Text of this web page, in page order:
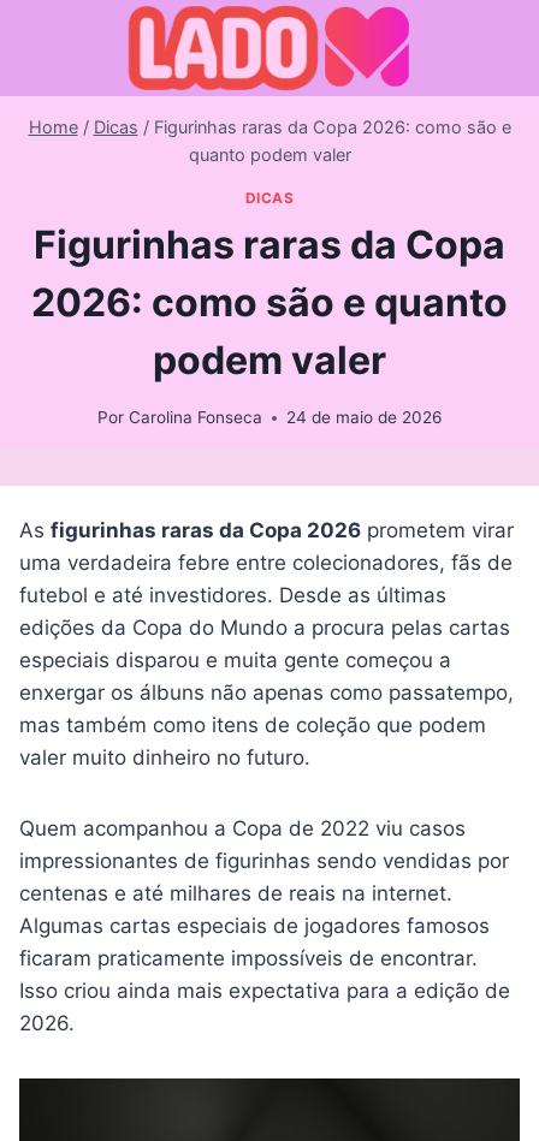
Home / Dicas / Figurinhas raras da Copa 2026: como são e
quanto podem valer
DICAS
Figurinhas raras da Copa
2026: como são e quanto
podem valer
Por Carolina Fonseca 24 de maio de 2026
As figurinhas raras da Copa 2026 prometem virar
uma verdadeira febre entre colecionadores, fãs de
futebol e até investidores. Desde as últimas
edições da Copa do Mundo a procura pelas cartas
especiais disparou e muita gente começou a
enxergar os álbuns não apenas como passatempo,
mas também como itens de coleção que podem
valer muito dinheiro no futuro.
Quem acompanhou a Copa de 2022 viu casos
impressionantes de figurinhas sendo vendidas por
centenas e até milhares de reais na internet.
Algumas cartas especiais de jogadores famosos
ficaram praticamente impossíveis de encontrar.
Isso criou ainda mais expectativa para a edição de
2026.